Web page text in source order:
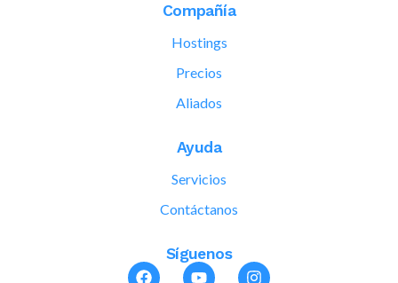
Compañía
Hostings
Precios
Aliados
Ayuda
Servicios
Contáctanos
Síguenos